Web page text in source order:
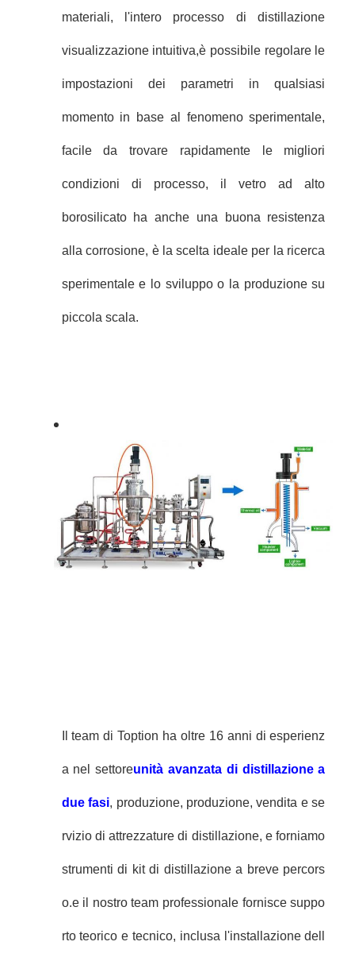
materiali, l'intero processo di distillazione
visualizzazione intuitiva,è possibile regolare le
impostazioni dei parametri in qualsiasi
momento in base al fenomeno sperimentale,
facile da trovare rapidamente le migliori
condizioni di processo, il vetro ad alto
borosilicato ha anche una buona resistenza
alla corrosione, è la scelta ideale per la ricerca
sperimentale e lo sviluppo o la produzione su
piccola scala.
Il team di Toption ha oltre 16 anni di esperienz
a nel settoreunità avanzata di distillazione a
due fasi, produzione, produzione, vendita e se
rvizio di attrezzature di distillazione, e forniamo
strumenti di kit di distillazione a breve percors
o.e il nostro team professionale fornisce suppo
rto teorico e tecnico, inclusa l'installazione dell